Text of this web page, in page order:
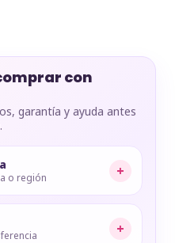
con
garantía y ayuda antes
o región +
+